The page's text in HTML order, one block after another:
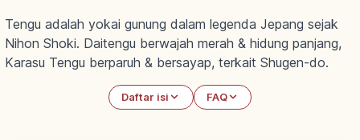
Tengu adalah yokai gunung dalam legenda Jepang sejak
Nihon Shoki. Daitengu berwajah merah & hidung panjang,
Karasu Tengu berparuh & bersayap, terkait Shugen-do.
Daftar isi FAQ